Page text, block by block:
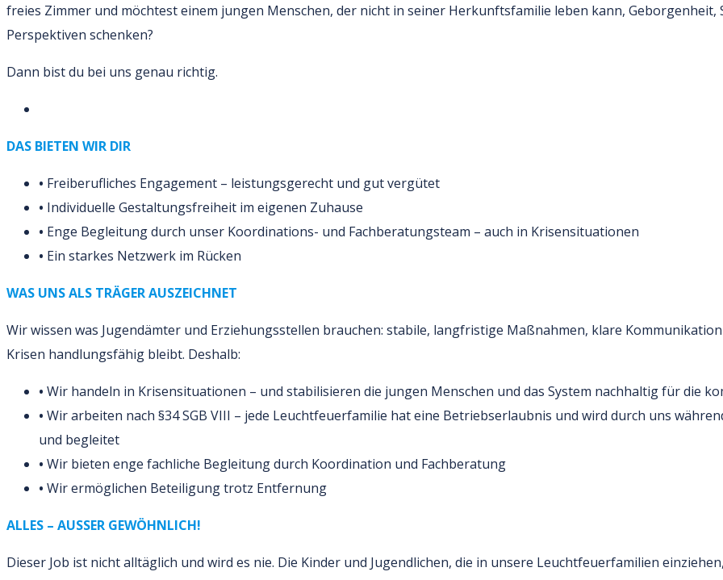
freies Zimmer und möchtest einem jungen Menschen, der nicht in seiner Herkunftsfamilie leben kann, Geborgenheit,
Perspektiven schenken?
Dann bist du bei uns genau richtig.
DAS BIETEN WIR DIR
• Freiberufliches Engagement – leistungsgerecht und gut vergütet
• Individuelle Gestaltungsfreiheit im eigenen Zuhause
• Enge Begleitung durch unser Koordinations- und Fachberatungsteam – auch in Krisensituationen
• Ein starkes Netzwerk im Rücken
WAS UNS ALS TRÄGER AUSZEICHNET
Wir wissen was Jugendämter und Erziehungsstellen brauchen: stabile, langfristige Maßnahmen, klare
Krisen handlungsfähig bleibt. Deshalb:
• Wir handeln in Krisensituationen – und stabilisieren die jungen Menschen und das System nachhaltig für die
• Wir arbeiten nach §34 SGB VIII – jede Leuchtfeuerfamilie hat eine Betriebserlaubnis und wird durch uns
und begleitet
• Wir bieten enge fachliche Begleitung durch Koordination und Fachberatung
• Wir ermöglichen Beteiligung trotz Entfernung
ALLES – AUSSER GEWÖHNLICH!
Dieser Job ist nicht alltäglich und wird es nie. Die Kinder und Jugendlichen, die in unsere Leuchtfeuerfamilien